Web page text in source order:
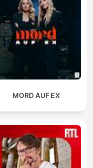
MORD AUF EX